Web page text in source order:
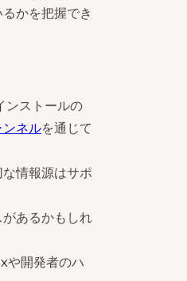
かを把握でき
ンストールの
ネルを通じて
情報源はサポ
あるかもしれ
や開発者のハ